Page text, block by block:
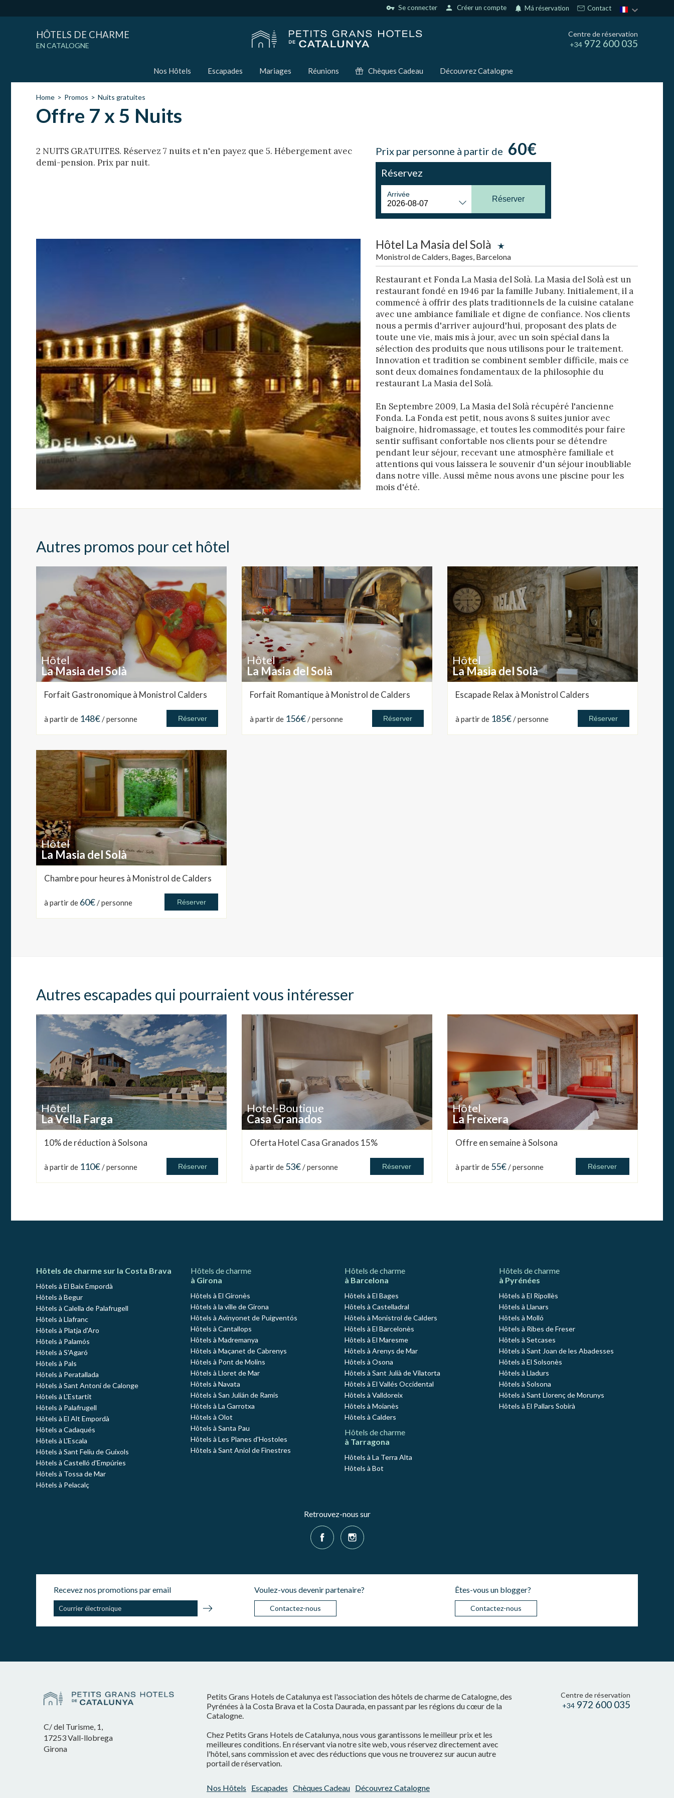
vpn_key Se connecter person Créer un compte notifications Má réservation Contact
HÔTELS DE CHARME
EN CATALOGNE
Centre de réservation
+34 972 600 035
Nos Hôtels Escapades Mariages Réunions Chèques Cadeau Découvrez Catalogne
Home Promos Nuits gratuites
Offre 7 x 5 Nuits
2 NUITS GRATUITES. Réservez 7 nuits et n'en payez que 5. Hébergement avec
demi-pension. Prix ​​par nuit.
Prix par personne à partir de 60€
Réservez
Arrivée
Réserver
Hôtel La Masia del Solà
Monistrol de Calders, Bages, Barcelona
Restaurant et Fonda La Masia del Solà. La Masia del Solà est un
restaurant fondé en 1946 par la famille Jubany. Initialement, il a
commencé à offrir des plats traditionnels de la cuisine catalane
avec une ambiance familiale et digne de confiance. Nos clients
nous a permis d'arriver aujourd'hui, proposant des plats de
toute une vie, mais mis à jour, avec un soin spécial dans la
sélection des produits que nous utilisons pour le traitement.
Innovation et tradition se combinent sembler difficile, mais ce
sont deux domaines fondamentaux de la philosophie du
restaurant La Masia del Solà.
En Septembre 2009, La Masia del Solà récupéré l'ancienne
Fonda. La Fonda est petit, nous avons 8 suites junior avec
baignoire, hidromassage, et toutes les commodités pour faire
sentir suffisant confortable nos clients pour se détendre
pendant leur séjour, recevant une atmosphère familiale et
attentions qui vous laissera le souvenir d'un séjour inoubliable
dans notre ville. Aussi même nous avons une piscine pour les
mois d'été.
Autres promos pour cet hôtel
Hôtel
La Masia del Solà
Forfait Gastronomique à Monistrol Calders
à partir de 148€/ personne Réserver
Hôtel
La Masia del Solà
Forfait Romantique à Monistrol de Calders
à partir de 156€/ personne Réserver
Hôtel
La Masia del Solà
Escapade Relax à Monistrol Calders
à partir de 185€/ personne Réserver
Hôtel
La Masia del Solà
Chambre pour heures à Monistrol de Calders
à partir de 60€/ personne Réserver
Autres escapades qui pourraient vous intéresser
Hôtel
La Vella Farga
10% de réduction à Solsona
à partir de 110€/ personne Réserver
Hotel-Boutique
Casa Granados
Oferta Hotel Casa Granados 15%
à partir de 53€/ personne Réserver
Hôtel
La Freixera
Offre en semaine à Solsona
à partir de 55€/ personne Réserver
Hôtels de charme sur la Costa Brava
Hôtels à El Baix Empordà
Hôtels à Begur
Hôtels à Calella de Palafrugell
Hôtels à Llafranc
Hôtels à Platja d'Aro
Hôtels à Palamós
Hôtels à S'Agaró
Hôtels à Pals
Hôtels à Peratallada
Hôtels à Sant Antoni de Calonge
Hôtels à L'Estartit
Hôtels à Palafrugell
Hôtels à El Alt Empordà
Hôtels a Cadaqués
Hôtels à L'Escala
Hôtels à Sant Feliu de Guíxols
Hôtels à Castelló d'Empúries
Hôtels à Tossa de Mar
Hôtels à Pelacalç
Hôtels de charme
à Girona
Hôtels à El Gironès
Hôtels à la ville de Girona
Hôtels à Avinyonet de Puigventós
Hôtels à Cantallops
Hôtels à Madremanya
Hôtels à Maçanet de Cabrenys
Hôtels à Pont de Molins
Hôtels à Lloret de Mar
Hôtels à Navata
Hôtels à San Julián de Ramis
Hôtels à La Garrotxa
Hôtels à Olot
Hôtels à Santa Pau
Hôtels à Les Planes d'Hostoles
Hôtels à Sant Aniol de Finestres
Hôtels de charme
à Barcelona
Hôtels à El Bages
Hôtels à Castelladral
Hôtels à Monistrol de Calders
Hôtels à El Barcelonès
Hôtels à El Maresme
Hôtels à Arenys de Mar
Hôtels à Osona
Hôtels à Sant Julià de Vilatorta
Hôtels à El Vallés Occidental
Hôtels à Valldoreix
Hôtels à Moianès
Hôtels à Calders
Hôtels de charme
à Tarragona
Hôtels à La Terra Alta
Hôtels à Bot
Hôtels de charme
à Pyrénées
Hôtels à El Ripollès
Hôtels à Llanars
Hôtels à Molló
Hôtels à Ribes de Freser
Hôtels à Setcases
Hôtels à Sant Joan de les Abadesses
Hôtels à El Solsonès
Hôtels à Lladurs
Hôtels à Solsona
Hôtels à Sant Llorenç de Morunys
Hôtels à El Pallars Sobirà
Retrouvez-nous sur
Recevez nos promotions par email Voulez-vous devenir partenaire?
Contactez-nous
Êtes-vous un blogger?
Contactez-nous
C/ del Turisme, 1,
17253 Vall-llobrega
Girona
Petits Grans Hotels de Catalunya est l'association des hôtels de charme de Catalogne, des
Pyrénées à la Costa Brava et la Costa Daurada, en passant par les régions du cœur de la
Catalogne.
Chez Petits Grans Hotels de Catalunya, nous vous garantissons le meilleur prix et les
meilleures conditions. En réservant via notre site web, vous réservez directement avec
l'hôtel, sans commission et avec des réductions que vous ne trouverez sur aucun autre
portail de réservation.
Nos Hôtels Escapades Chèques Cadeau Découvrez Catalogne
Centre de réservation
+34 972 600 035
Modifier les cookies
Technique et Fonctionnel
Toujours actif
Ce site Web utilise ses propres cookies pour collecter des informations afin
d'améliorer nos services. Si vous continuez à naviguer, vous acceptez leur installation.
L'utilisateur a la possibilité de configurer son navigateur, pouvant, s'il le souhaite,
empêcher leur installation sur son disque dur, même s'il doit garder à l'esprit qu'une
telle action peut entraîner des difficultés de navigation sur le site.
Analyse et Personnalisation
Ils permettent le suivi et l'analyse du comportement des utilisateurs de ce site. Les
informations collectées via ce type de cookies sont utilisées pour mesurer l'activité du
Web pour l'élaboration des profils de navigation des utilisateurs afin d'introduire des
améliorations basées sur l'analyse des données d'utilisation effectuée par les
utilisateurs du service. . Ils nous permettent de sauvegarder les informations de
préférence de l'utilisateur pour améliorer la qualité de nos services et offrir une
meilleure expérience grâce aux produits recommandés.